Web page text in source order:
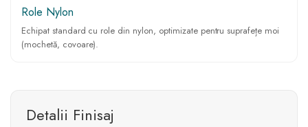
Role Nylon
Echipat standard cu role din nylon, optimizate pentru suprafețe moi
(mochetă, covoare).
Detalii Finisaj